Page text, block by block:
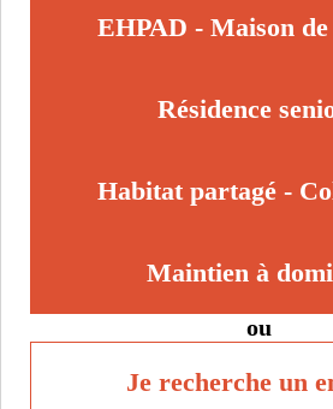
Saint-Martin-Boulogne (62280)
Saint-Venant (62350)
EHPAD - Maison
Résidence
Habitat partagé -
Maintien à
ou
Je recherche un